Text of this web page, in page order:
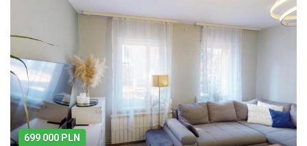
699 000 PLN